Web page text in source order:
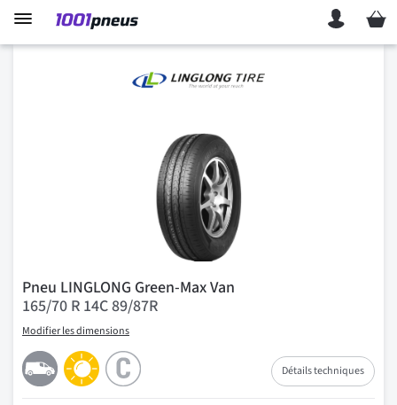
Mon
Pneu LINGLONG Green-Max Van
165/70 R 14C 89/87R
Modifier les dimensions
Détails techniques